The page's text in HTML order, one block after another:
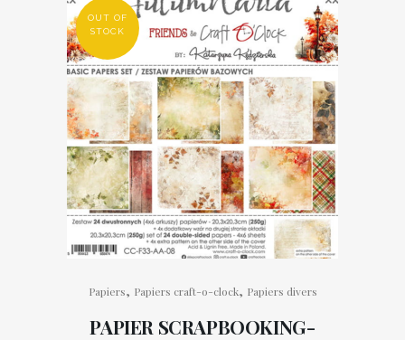
OUT OF
STOCK
Papiers, Papiers craft-o-clock, Papiers divers
PAPIER SCRAPBOOKING-